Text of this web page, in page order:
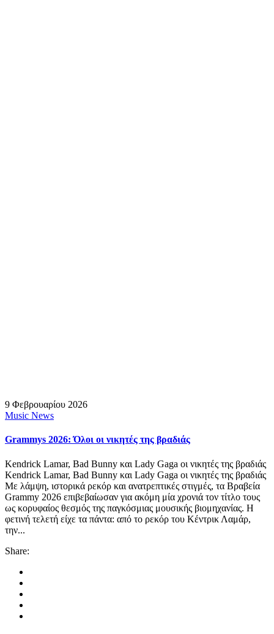
9 Φεβρουαρίου 2026
Music News
Grammys 2026: Όλοι οι νικητές της βραδιάς
Kendrick Lamar, Bad Bunny και Lady Gaga οι νικητές της βραδιάς
Kendrick Lamar, Bad Bunny και Lady Gaga οι νικητές της βραδιάς
Με λάμψη, ιστορικά ρεκόρ και ανατρεπτικές στιγμές, τα Βραβεία
Grammy 2026 επιβεβαίωσαν για ακόμη μία χρονιά τον τίτλο τους
ως κορυφαίος θεσμός της παγκόσμιας μουσικής βιομηχανίας. Η
φετινή τελετή είχε τα πάντα: από το ρεκόρ του Κέντρικ Λαμάρ,
την...
Share: